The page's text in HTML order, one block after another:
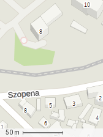
50 m